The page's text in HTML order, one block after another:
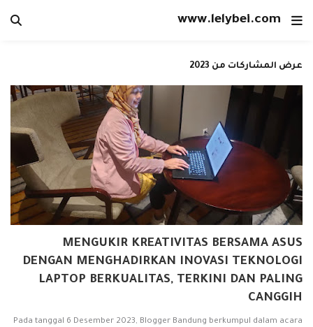
www.lelybei.com
عرض المشاركات من 2023
MENGUKIR KREATIVITAS BERSAMA ASUS
DENGAN MENGHADIRKAN INOVASI TEKNOLOGI
LAPTOP BERKUALITAS, TERKINI DAN PALING
CANGGIH
Pada tanggal 6 Desember 2023, Blogger Bandung berkumpul dalam acara